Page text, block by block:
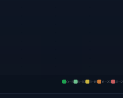
0–5 6–10 11–15 16–20